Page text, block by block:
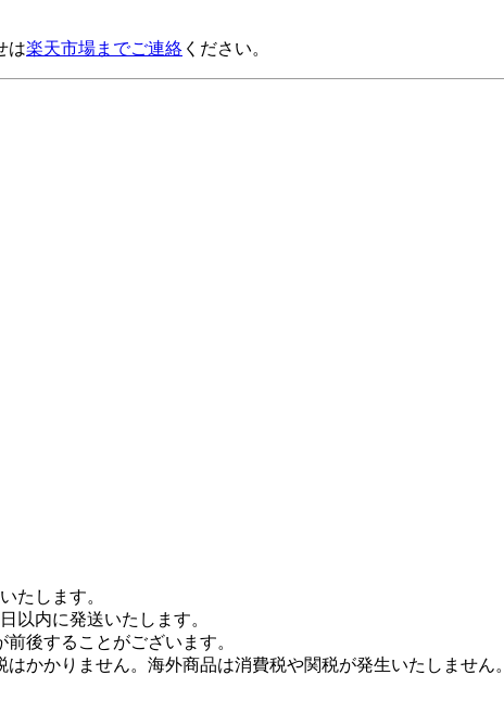
は楽天市場までご連絡 ください。
たします。
以内に発送いたします。
後することがございます。
かかりません。海外商品は消費税や関税が発生いたしません。